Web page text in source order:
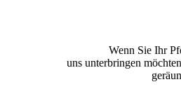
Wenn Sie Ihr
uns unterbringen